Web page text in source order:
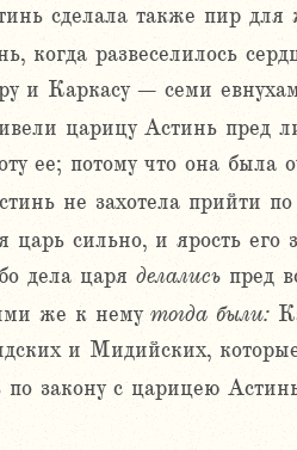
сделала также пир
когда развеселилось
и Каркасу – семи
царицу Астинь пред
ее; потому что она была
не захотела прийти
царь сильно, и ярость
дела царя делались пред
же к нему тогда были:
и Мидийских,
по закону с царицею